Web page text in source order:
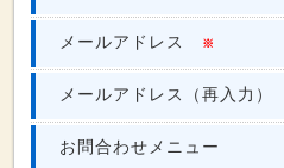
メールアドレス ※
メールアドレス（再入力）
お問合わせメニュー